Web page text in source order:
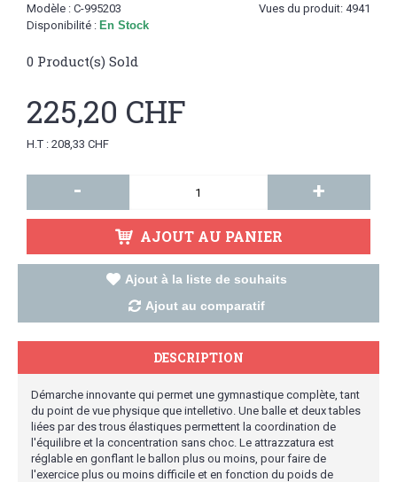
Vues du produit: 4941
Modèle : C-995203
Disponibilité : En Stock
0 Product(s) Sold
225,20 CHF
H.T : 208,33 CHF
- +
AJOUT AU PANIER
Ajout à la liste de souhaits
Ajout au comparatif
DESCRIPTION
Démarche innovante qui permet une gymnastique complète, tant
du point de vue physique que intelletivo. Une balle et deux tables
liées par des trous élastiques permettent la coordination de
l'équilibre et la concentration sans choc. Le attrazzatura est
réglable en gonflant le ballon plus ou moins, pour faire de
l'exercice plus ou moins difficile et en fonction du poids de